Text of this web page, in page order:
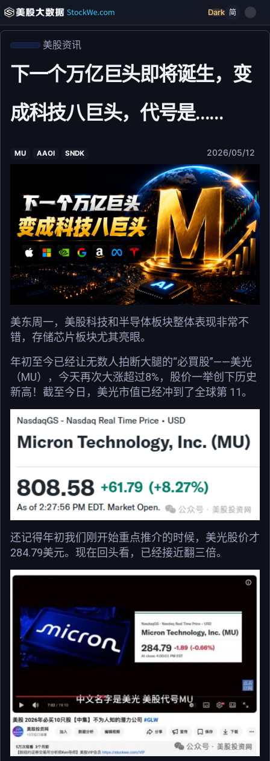
Dark 简
美股资讯
下一个万亿巨头即将诞生，变
成科技八巨头，代号是......
MU AAOI SNDK 2026/05/12
美东周一，美股科技和半导体板块整体表现非常不
错，存储芯片板块尤其亮眼。
年初至今已经让无数人拍断大腿的“必買股”——美光
（MU），今天再次大涨超过8%，股价一举创下历史
新高！截至今日，美光市值已经冲到了全球第 11。
还记得年初我们刚开始重点推介的时候，美光股价才
284.79美元。现在回头看，已经接近翻三倍。